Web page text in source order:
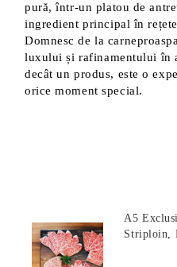
pură, într-un platou de
ingredient principal în
Domnesc de la
luxului și rafinamentului în
decât un produs, este o
orice moment special.
A5
Striploin,